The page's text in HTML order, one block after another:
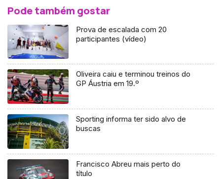
Pode também gostar
Prova de escalada com 20
participantes (vídeo)
Oliveira caiu e terminou treinos do
GP Áustria em 19.º
Sporting informa ter sido alvo de
buscas
Francisco Abreu mais perto do
título